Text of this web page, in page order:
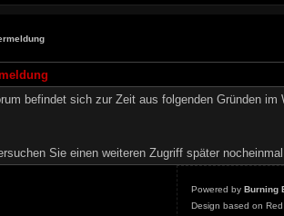
befindet sich zur Zeit aus folgenden Gründen im
Sie einen weiteren Zugriff später
Powered by Burning
Design based on